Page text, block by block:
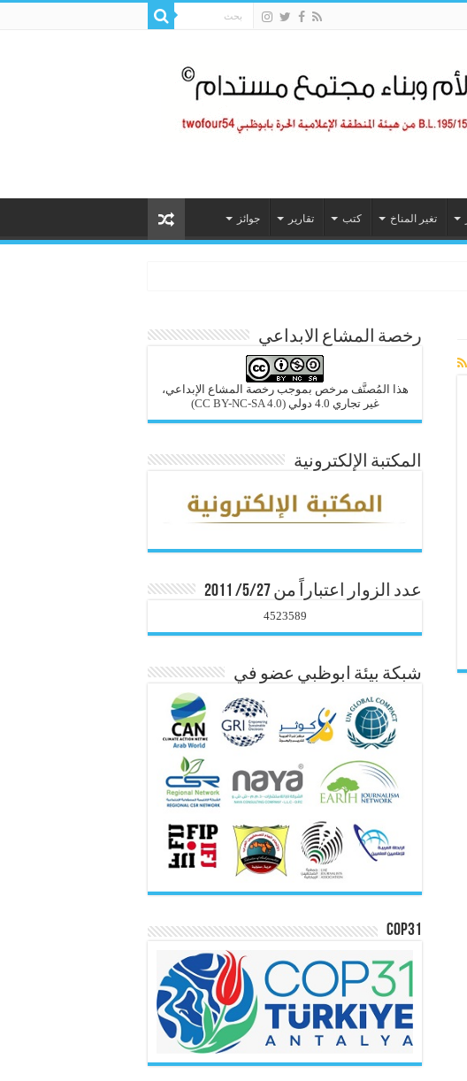
تغير المناخ كتب تقارير جوائز
رخصة المشاع الابداعي
هذا المُصنَّف مرخص بموجب رخصة المشاع الإبداعي،
غير تجاري 4.0 دولي
(CC BY-NC-SA 4.0)
المكتبة الإلكترونية
عدد الزوار اعتباراً من 5/27/ 2011
4523589
شبكة بيئة ابوظبي عضو في
COP31